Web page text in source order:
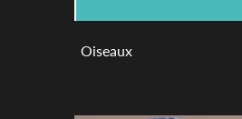
Oiseaux